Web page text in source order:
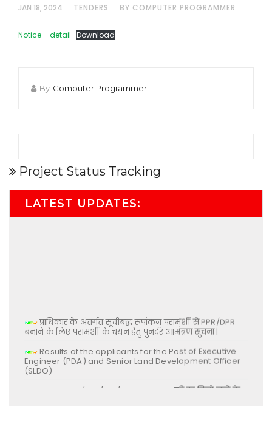
JAN 18, 2024 TENDERS BY COMPUTER PROGRAMMER
Notice – detail Download
By Computer Programmer
Project Status Tracking
LATEST UPDATES:
प्राधिकार के अंतर्गत सूचीबद्ध रूपांकन परामर्शी से PPR/DPR
बनाने के लिए परामर्शी के चयन हेतु पुनर्दर आमंत्रण सुचना |
Results of the applicants for the Post of Executive
Engineer (PDA) and Senior Land Development Officer
(SLDO)
NIT No- 42/TEN/IDA/24 Group-03 को रद्द किये जाने के